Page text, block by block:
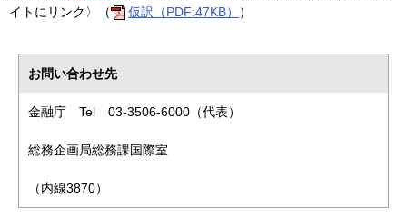
イトにリンク〉（
仮訳（PDF:47KB） ）
お問い合わせ先
金融庁 Tel 03-3506-6000（代表）
総務企画局総務課国際室
（内線3870）